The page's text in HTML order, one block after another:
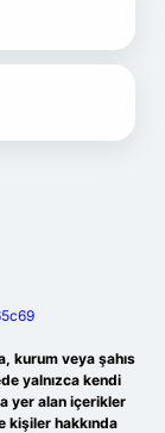
kurum veya şahıs
yalnızca kendi
yer alan içerikler
kişiler hakkında